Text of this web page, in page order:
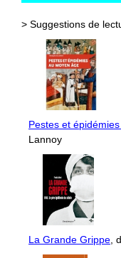
> Suggestions de
Pestes et
Lannoy
La Grande Grippe,